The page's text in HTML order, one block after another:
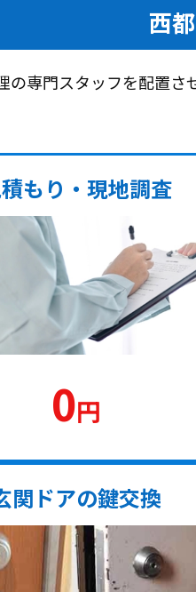
西
の専門スタッフを配置さ
もり・現地調査
0円
関ドアの鍵交換